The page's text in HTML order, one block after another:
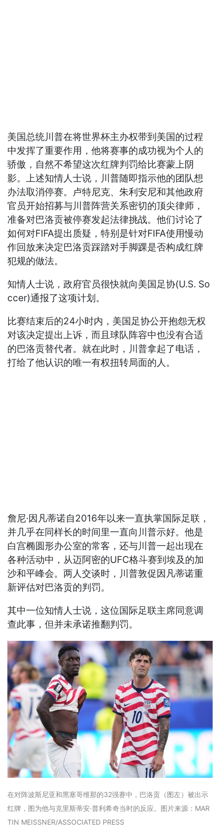
美国总统川普在将世界杯主办权带到美国的过程
中发挥了重要作用，他将赛事的成功视为个人的
骄傲，自然不希望这次红牌判罚给比赛蒙上阴
影。上述知情人士说，川普随即指示他的团队想
办法取消停赛。卢特尼克、朱利安尼和其他政府
官员开始招募与川普阵营关系密切的顶尖律师，
准备对巴洛贡被停赛发起法律挑战。他们讨论了
如何对FIFA提出质疑，特别是针对FIFA使用慢动
作回放来决定巴洛贡踩踏对手脚踝是否构成红牌
犯规的做法。
知情人士说，政府官员很快就向美国足协(U.S. So
ccer)通报了这项计划。
比赛结束后的24小时内，美国足协公开抱怨无权
对该决定提出上诉，而且球队阵容中也没有合适
的巴洛贡替代者。就在此时，川普拿起了电话，
打给了他认识的唯一有权扭转局面的人。
詹尼·因凡蒂诺自2016年以来一直执掌国际足联，
并几乎在同样长的时间里一直向川普示好。他是
白宫椭圆形办公室的常客，还与川普一起出现在
各种活动中，从迈阿密的UFC格斗赛到埃及的加
沙和平峰会。两人交谈时，川普敦促因凡蒂诺重
新评估对巴洛贡的判罚。
其中一位知情人士说，这位国际足联主席同意调
查此事，但并未承诺推翻判罚。
在对阵波斯尼亚和黑塞哥维那的32强赛中，巴洛贡（图左）被出示
红牌，图为他与克里斯蒂安·普利希奇当时的反应。图片来源：MAR
TIN MEISSNER/ASSOCIATED PRESS